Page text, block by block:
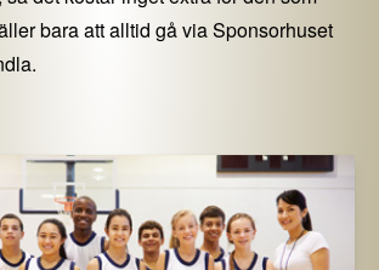
bara att alltid gå via Sponsorhuset